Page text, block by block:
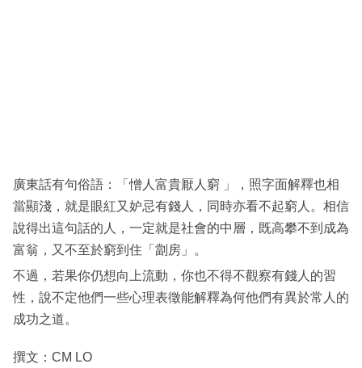
閱
專
區
廣東話有句俗語：「憎人富貴厭人窮 」，照字面解釋也相
當顯淺，就是眼紅又妒忌有錢人，同時亦看不起窮人。相信
說得出這句話的人，一定就是社會的中層，既高攀不到成為
富翁，又不至於窮到住「劏房」。
不過，若果你仍想向上流動，你也不得不觀察有錢人的習
性，說不定他們一些心理表徵能解釋為何他們有異於常人的
成功之道。
撰文：CM LO